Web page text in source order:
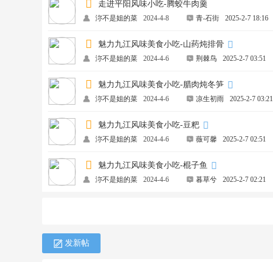
走进平阳风味小吃-腾蛟牛肉羹
沵不是姐的菜 2024-4-8 青-石街 2025-2-7 18:16
魅力九江风味美食小吃-山药炖排骨
沵不是姐的菜 2024-4-6 荆棘鸟 2025-2-7 03:51
魅力九江风味美食小吃-腊肉炖冬笋
沵不是姐的菜 2024-4-6 凉生初雨 2025-2-7 03:21
魅力九江风味美食小吃-豆粑
沵不是姐的菜 2024-4-6 薇可馨 2025-2-7 02:51
魅力九江风味美食小吃-棍子鱼
沵不是姐的菜 2024-4-6 暮草兮 2025-2-7 02:21
发新帖